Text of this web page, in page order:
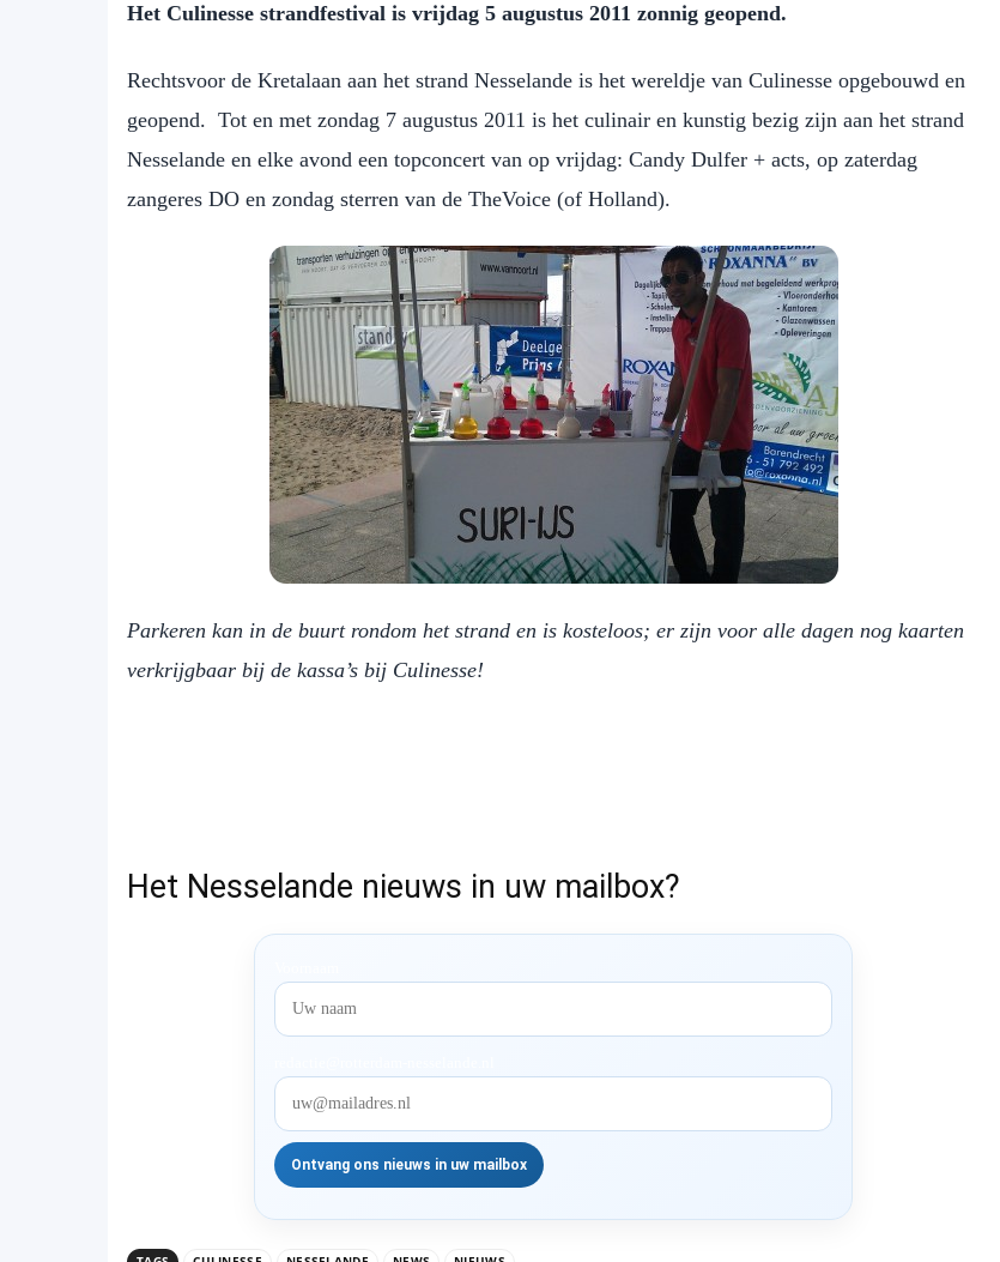
Het Culinesse strandfestival is vrijdag 5 augustus 2011 zonnig geopend.
Rechtsvoor de Kretalaan aan het strand Nesselande is het wereldje van Culinesse opgebouwd en
geopend. Tot en met zondag 7 augustus 2011 is het culinair en kunstig bezig zijn aan het strand
Nesselande en elke avond een topconcert van op vrijdag: Candy Dulfer + acts, op zaterdag
zangeres DO en zondag sterren van de TheVoice (of Holland).
Parkeren kan in de buurt rondom het strand en is kosteloos; er zijn voor alle dagen nog kaarten
verkrijgbaar bij de kassa’s bij Culinesse!
Het Nesselande nieuws in uw mailbox?